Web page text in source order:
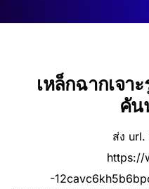
เหล็กฉากเจา
คัน
ส่ง
https://
-